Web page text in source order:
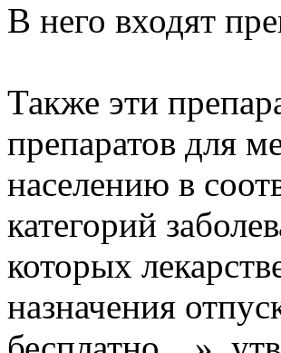
В него входят
Также эти
препаратов для
населению в
категорий
которых
назначения